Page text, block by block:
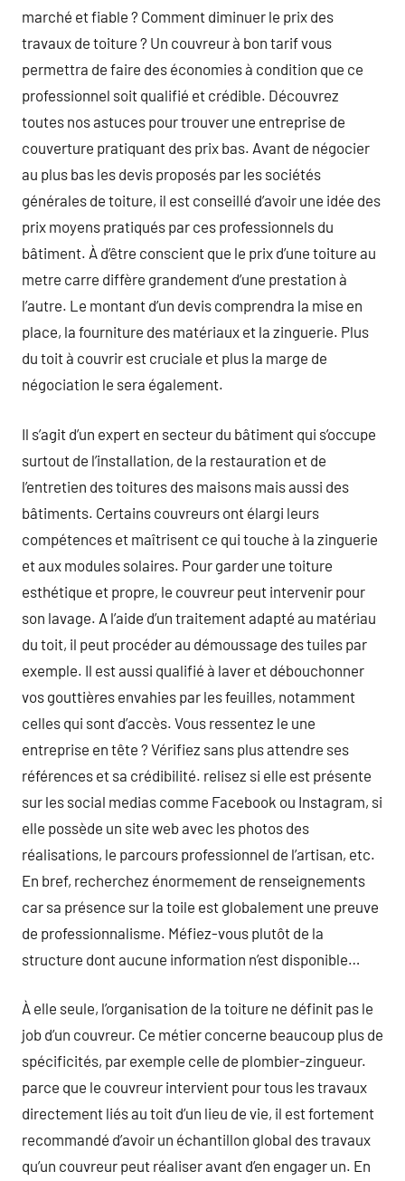
marché et fiable ? Comment diminuer le prix des
travaux de toiture ? Un couvreur à bon tarif vous
permettra de faire des économies à condition que ce
professionnel soit qualifié et crédible. Découvrez
toutes nos astuces pour trouver une entreprise de
couverture pratiquant des prix bas. Avant de négocier
au plus bas les devis proposés par les sociétés
générales de toiture, il est conseillé d’avoir une idée des
prix moyens pratiqués par ces professionnels du
bâtiment. À d’être conscient que le prix d’une toiture au
metre carre diffère grandement d’une prestation à
l’autre. Le montant d’un devis comprendra la mise en
place, la fourniture des matériaux et la zinguerie. Plus
du toit à couvrir est cruciale et plus la marge de
négociation le sera également.
Il s’agit d’un expert en secteur du bâtiment qui s’occupe
surtout de l’installation, de la restauration et de
l’entretien des toitures des maisons mais aussi des
bâtiments. Certains couvreurs ont élargi leurs
compétences et maîtrisent ce qui touche à la zinguerie
et aux modules solaires. Pour garder une toiture
esthétique et propre, le couvreur peut intervenir pour
son lavage. A l’aide d’un traitement adapté au matériau
du toit, il peut procéder au démoussage des tuiles par
exemple. Il est aussi qualifié à laver et débouchonner
vos gouttières envahies par les feuilles, notamment
celles qui sont d’accès. Vous ressentez le une
entreprise en tête ? Vérifiez sans plus attendre ses
références et sa crédibilité. relisez si elle est présente
sur les social medias comme Facebook ou Instagram, si
elle possède un site web avec les photos des
réalisations, le parcours professionnel de l’artisan, etc.
En bref, recherchez énormement de renseignements
car sa présence sur la toile est globalement une preuve
de professionnalisme. Méfiez-vous plutôt de la
structure dont aucune information n’est disponible…
À elle seule, l’organisation de la toiture ne définit pas le
job d’un couvreur. Ce métier concerne beaucoup plus de
spécificités, par exemple celle de plombier-zingueur.
parce que le couvreur intervient pour tous les travaux
directement liés au toit d’un lieu de vie, il est fortement
recommandé d’avoir un échantillon global des travaux
qu’un couvreur peut réaliser avant d’en engager un. En